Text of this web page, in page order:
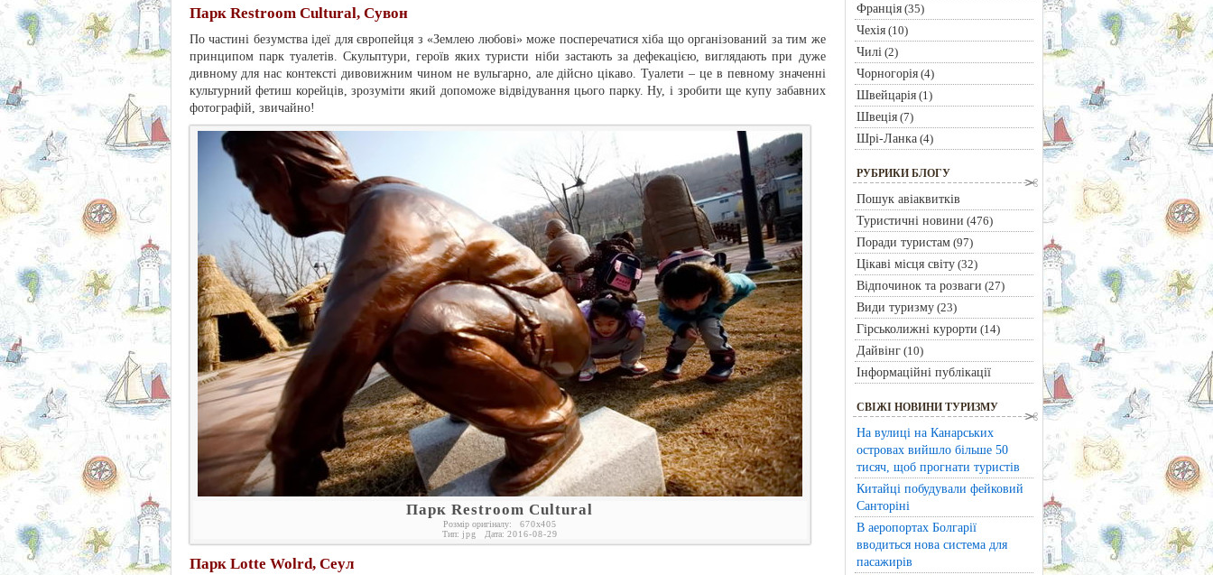
Парк Restroom Cultural, Сувон
По частині безумства ідеї для європейця з «Землею любові» може посперечатися хіба що організований за тим же
принципом парк туалетів. Скульптури, героїв яких туристи ніби застають за дефекацією, виглядають при дуже
дивному для нас контексті дивовижним чином не вульгарно, але дійсно цікаво. Туалети – це в певному значенні
культурний фетиш корейців, зрозуміти який допоможе відвідування цього парку. Ну, і зробити ще купу забавних
фотографій, звичайно!
Парк Restroom Cultural
Розмір оригіналу: 670x405
Тип: jpg Дата: 2016-08-29
Парк Lotte Wolrd, Сеул
Франція(35)
Чехія(10)
Чилі(2)
Чорногорія(4)
Швейцарія(1)
Швеція(7)
Шрі-Ланка(4)
РУБРИКИ БЛОГУ
Пошук авіаквитків
Туристичні новини (476)
Поради туристам(97)
Цікаві місця світу(32)
Відпочинок та розваги (27)
Види туризму(23)
Гірськолижні курорти (14)
Дайвінг(10)
Інформаційні публікації
СВІЖІ НОВИНИ ТУРИЗМУ
На вулиці на Канарських
островах вийшло більше 50
тисяч, щоб прогнати туристів
Китайці побудували фейковий
Санторіні
В аеропортах Болгарії
вводиться нова система для
пасажирів